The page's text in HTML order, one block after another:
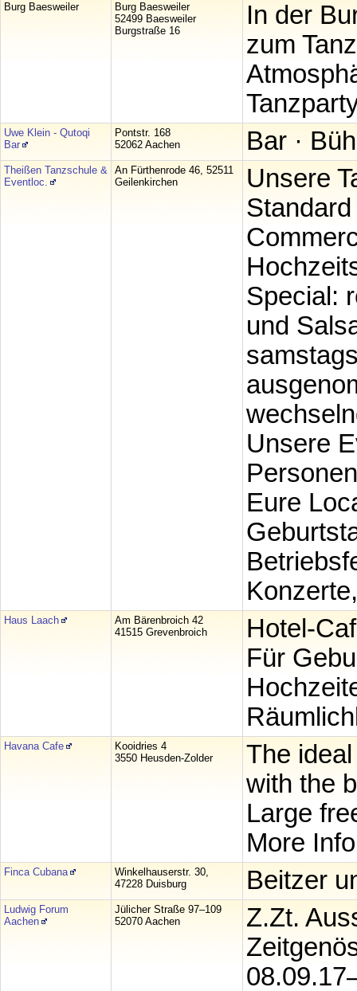
Burg Baesweiler
Burg Baesweiler
52499 Baesweiler
Burgstraße 16
In der
zum
Uwe Klein - Qutoqi
Bar
Pontstr. 168
52062 Aachen
Bar ·
Theißen Tanzschule &
Eventloc.
An Fürthenrode 46, 52511
Geilenkirchen
Unsere
Special:
und
Unsere
Eure
Haus Laach
Am Bärenbroich 42
41515 Grevenbroich
Hotel-
Für
Havana Cafe
Kooidries 4
3550 Heusden-Zolder
The
with the
Large
More
Finca Cubana
Winkelhauserstr. 30,
47228 Duisburg
Beitzer
Ludwig Forum
Aachen
Jülicher Straße 97–109
52070 Aachen
Z.Zt.